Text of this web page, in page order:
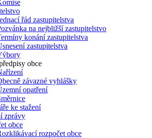
řád zastupitelstva
na nejbližší zastupitelstvo
konání zastupitelstva
zastupitelstva
obce
závazné vyhlášky
opatření
ke stažení
zprávy
obce
rozpočet obce